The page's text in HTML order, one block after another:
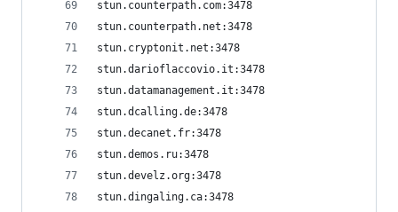
stun.counterpath.com:3478
stun.counterpath.net:3478
stun.cryptonit.net:3478
stun.darioflaccovio.it:3478
stun.datamanagement.it:3478
stun.dcalling.de:3478
stun.decanet.fr:3478
stun.demos.ru:3478
stun.develz.org:3478
stun.dingaling.ca:3478